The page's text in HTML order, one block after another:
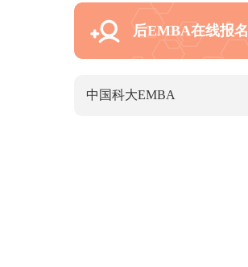
后EMBA在线报名
中国科大EMBA